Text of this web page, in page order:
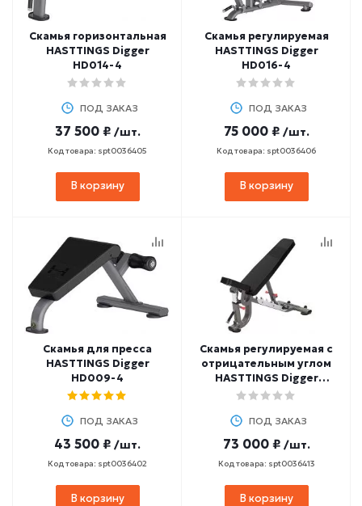
Скамья горизонтальная
HASTTINGS Digger
HD014-4
ПОД ЗАКАЗ
37 500 ₽ /шт.
Код товара: spt0036405
В корзину
Скамья регулируемая
HASTTINGS Digger
HD016-4
ПОД ЗАКАЗ
75 000 ₽ /шт.
Код товара: spt0036406
В корзину
Скамья для пресса
HASTTINGS Digger
HD009-4
ПОД ЗАКАЗ
43 500 ₽ /шт.
Код товара: spt0036402
В корзину
Скамья регулируемая с
отрицательным углом
HASTTINGS Digger
HD034-4
ПОД ЗАКАЗ
73 000 ₽ /шт.
Код товара: spt0036413
В корзину